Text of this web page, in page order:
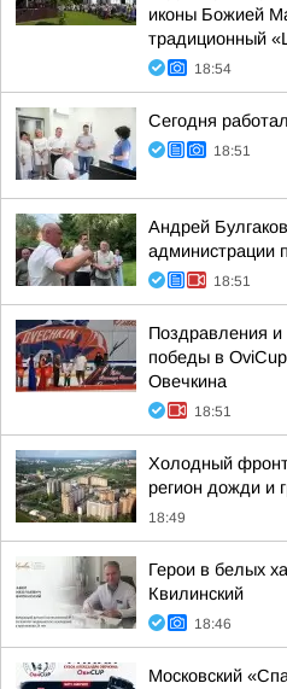
иконы Божией
традиционный
18:54
Сегодня
18:51
Андрей
администрации
18:51
Поздравления и
победы в
Овечкина
18:51
Холодный
регион дожди и
18:49
Герои в белых
Квилинский
18:46
Московский